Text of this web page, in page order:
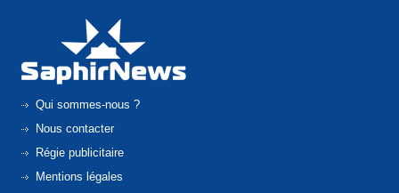
Qui sommes-nous ?
Nous contacter
Régie publicitaire
Mentions légales